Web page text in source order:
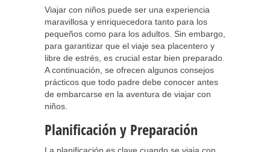
Viajar con niños puede ser una experiencia
maravillosa y enriquecedora tanto para los
pequeños como para los adultos. Sin embargo,
para garantizar que el viaje sea placentero y
libre de estrés, es crucial estar bien preparado.
A continuación, se ofrecen algunos consejos
prácticos que todo padre debe conocer antes
de embarcarse en la aventura de viajar con
niños.
Planificación y Preparación